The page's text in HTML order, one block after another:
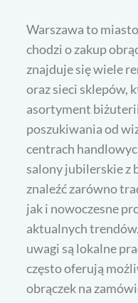
Warszawa to
chodzi o zakup
znajduje się wiele
oraz sieci sklepów,
asortyment
poszukiwania od
centrach
salony jubilerskie z
znaleźć zarówno
jak i nowoczesne
aktualnych
uwagi są lokalne
często oferują
obrączek na